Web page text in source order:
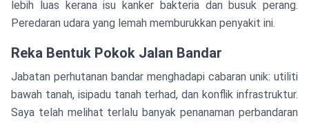
lebih luas kerana isu kanker bakteria dan busuk perang.
Peredaran udara yang lemah memburukkan penyakit ini.
Reka Bentuk Pokok Jalan Bandar
Jabatan perhutanan bandar menghadapi cabaran unik: utiliti
bawah tanah, isipadu tanah terhad, dan konflik infrastruktur.
Saya telah melihat terlalu banyak penanaman perbandaran